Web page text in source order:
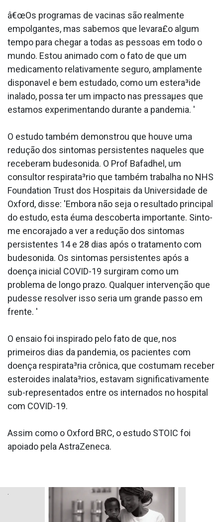
â€œOs programas de vacinas são realmente
empolgantes, mas sabemos que levara£o algum
tempo para chegar a todas as pessoas em todo o
mundo. Estou animado com o fato de que um
medicamento relativamente seguro, amplamente
dispona­vel e bem estudado, como um estera³ide
inalado, possa ter um impacto nas pressaµes que
estamos experimentando durante a pandemia. '
O estudo também demonstrou que houve uma
redução dos sintomas persistentes naqueles que
receberam budesonida. O Prof Bafadhel, um
consultor respirata³rio que também trabalha no NHS
Foundation Trust dos Hospitais da Universidade de
Oxford, disse: 'Embora não seja o resultado principal
do estudo, esta éuma descoberta importante. Sinto-
me encorajado a ver a redução dos sintomas
persistentes 14 e 28 dias após o tratamento com
budesonida. Os sintomas persistentes após a
doença inicial COVID-19 surgiram como um
problema de longo prazo. Qualquer intervenção que
pudesse resolver isso seria um grande passo em
frente. '
O ensaio foi inspirado pelo fato de que, nos
primeiros dias da pandemia, os pacientes com
doença respirata³ria crônica, que costumam receber
esteroides inalata³rios, estavam significativamente
sub-representados entre os internados no hospital
com COVID-19.
Assim como o Oxford BRC, o estudo STOIC foi
apoiado pela AstraZeneca.